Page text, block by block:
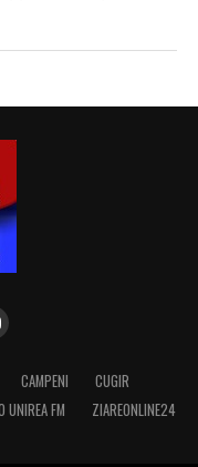
CAMPENI
CUGIR
UNIREA FM ZIAREONLINE24